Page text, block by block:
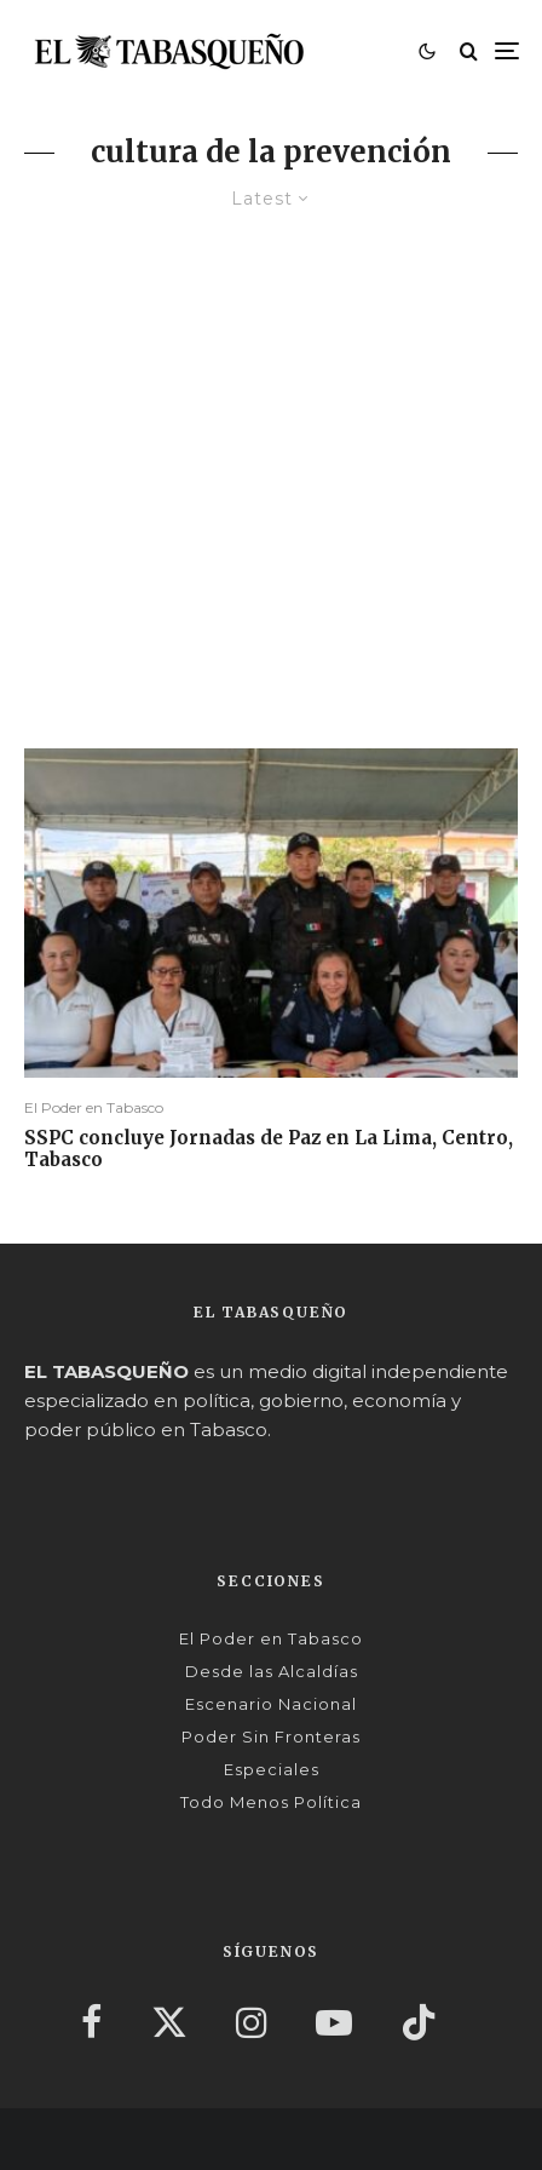
cultura de la prevención
Latest
El Poder en Tabasco
SSPC concluye Jornadas de Paz en La Lima, Centro,
Tabasco
EL TABASQUEÑO
EL TABASQUEÑO es un medio digital independiente
especializado en política, gobierno, economía y
poder público en Tabasco.
SECCIONES
El Poder en Tabasco
Desde las Alcaldías
Escenario Nacional
Poder Sin Fronteras
Especiales
Todo Menos Política
SÍGUENOS